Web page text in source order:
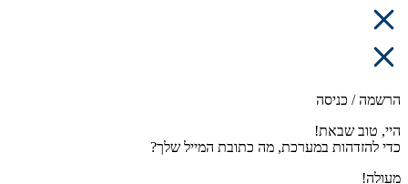
הרשמה / כניסה
היי, טוב שבאת!
כדי להזדהות במערכת, מה כתובת המייל שלך?
מעולה!